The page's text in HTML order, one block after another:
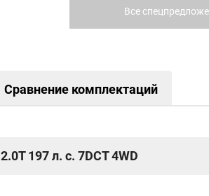
Все
Сравнение комплектаций
2.0T 197 л. с. 7DCT 4WD